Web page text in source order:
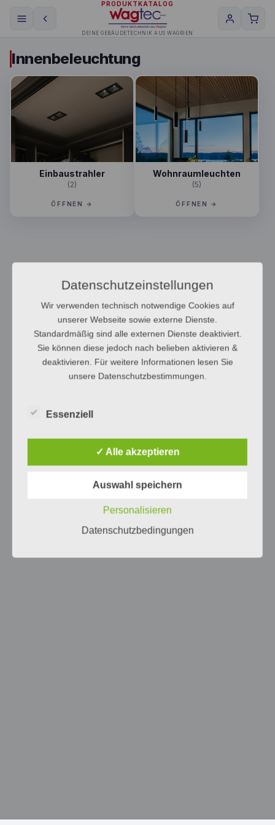
PRODUKTKATALOG
DEINE GEBÄUDETECHNIK AUS WAGRIEN
Innenbeleuchtung
Einbaustrahler
(2)
Wohnraumleuchten
(5)
Datenschutzeinstellungen
Wir verwenden technisch notwendige Cookies auf
unserer Webseite sowie externe Dienste.
Standardmäßig sind alle externen Dienste deaktiviert.
Sie können diese jedoch nach belieben aktivieren &
deaktivieren. Für weitere Informationen lesen Sie
unsere Datenschutzbestimmungen.
Essenziell
✓ Alle akzeptieren
Auswahl speichern
Personalisieren
Datenschutzbedingungen